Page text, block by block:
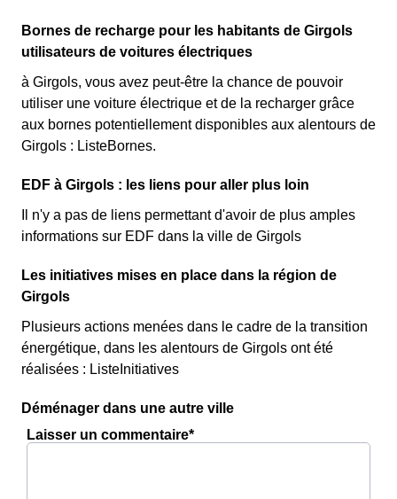
Bornes de recharge pour les habitants de Girgols
utilisateurs de voitures électriques
à Girgols, vous avez peut-être la chance de pouvoir
utiliser une voiture électrique et de la recharger grâce
aux bornes potentiellement disponibles aux alentours de
Girgols : ListeBornes.
EDF à Girgols : les liens pour aller plus loin
Il n'y a pas de liens permettant d'avoir de plus amples
informations sur EDF dans la ville de Girgols
Les initiatives mises en place dans la région de
Girgols
Plusieurs actions menées dans le cadre de la transition
énergétique, dans les alentours de Girgols ont été
réalisées : ListeInitiatives
Déménager dans une autre ville
Laisser un commentaire*